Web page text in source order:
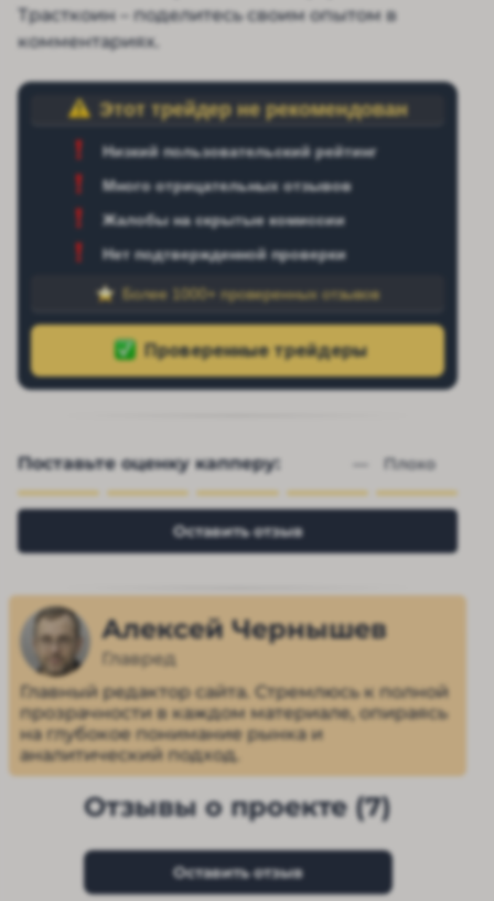
Трасткоин – поделитесь своим опытом в
комментариях.
Этот трейдер не рекомендован
Низкий пользовательский рейтинг
Много отрицательных отзывов
Жалобы на скрытые комиссии
Нет подтвержденной проверки
Более 1000+ проверенных отзывов
Поставьте оценку капперу: — Плохо
Оставить отзыв
Алексей Чернышев
Главред
Главный редактор сайта. Стремлюсь к полной
прозрачности в каждом материале, опираясь
на глубокое понимание рынка и
аналитический подход.
Отзывы о проекте (7)
Оставить отзыв